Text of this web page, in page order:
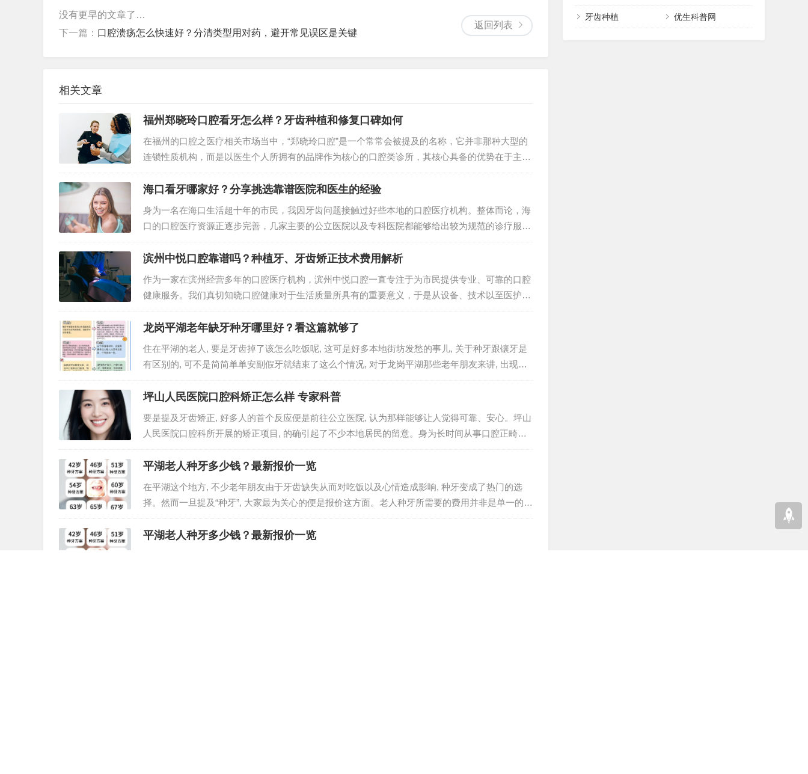
返回列表
没有更早的文章了…
下一篇： 口腔溃疡怎么快速好？分清类型用对药，避开常见误区是关键
相关文章
福州郑晓玲口腔看牙怎么样？牙齿种植和修复口碑如何
在福州的口腔之医疗相关市场当中，“郑晓玲口腔”是一个常常会被提及的名称，它并非那种大型的
连锁性质机构，而是以医生个人所拥有的品牌作为核心的口腔类诊所，其核心具备的优势在于主诊
医生郑晓玲主任历经多年的临…
海口看牙哪家好？分享挑选靠谱医院和医生的经验
身为一名在海口生活超十年的市民，我因牙齿问题接触过好些本地的口腔医疗机构。整体而论，海
口的口腔医疗资源正逐步完善，几家主要的公立医院以及专科医院都能够给出较为规范的诊疗服
务。然而要寻觅到真正契合自身、…
滨州中悦口腔靠谱吗？种植牙、牙齿矫正技术费用解析
作为一家在滨州经营多年的口腔医疗机构，滨州中悦口腔一直专注于为市民提供专业、可靠的口腔
健康服务。我们真切知晓口腔健康对于生活质量所具有的重要意义，于是从设备、技术以至医护团
队，均秉持以高标准来规范自身…
龙岗平湖老年缺牙种牙哪里好？看这篇就够了
住在平湖的老人, 要是牙齿掉了该怎么吃饭呢, 这可是好多本地街坊发愁的事儿, 关于种牙跟镶牙是
有区别的, 可不是简简单单安副假牙就结束了这么个情况, 对于龙岗平湖那些老年朋友来讲, 出现缺
牙要种牙这件…
坪山人民医院口腔科矫正怎么样 专家科普
要是提及牙齿矫正, 好多人的首个反应便是前往公立医院, 认为那样能够让人觉得可靠、安心。坪山
人民医院口腔科所开展的矫正项目, 的确引起了不少本地居民的留意。身为长时间从事口腔正畸工
作中专业的人员, 我…
平湖老人种牙多少钱？最新报价一览
在平湖这个地方, 不少老年朋友由于牙齿缺失从而对吃饭以及心情造成影响, 种牙变成了热门的选
择。然而一旦提及“种牙”, 大家最为关心的便是报价这方面。老人种牙所需要的费用并非是单一的某
个数字, 它受到种…
平湖老人种牙多少钱？最新报价一览
牙齿种植 优生科普网